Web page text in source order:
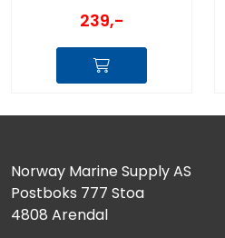
239,-
Norway Marine Supply AS
Postboks 777 Stoa
4808 Arendal